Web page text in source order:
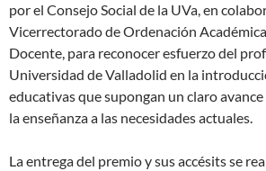
por el Consejo Social de la UVa, en
Vicerrectorado de Ordenación
Docente, para reconocer esfuerzo del
Universidad de Valladolid en la
educativas que supongan un claro
la enseñanza a las necesidades actuales.
La entrega del premio y sus accésits se